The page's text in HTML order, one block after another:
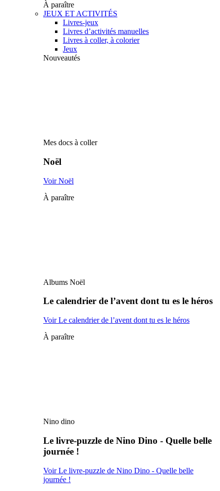
À paraître
JEUX ET ACTIVITÉS
Livres-jeux
Livres d’activités manuelles
Livres à coller, à colorier
Jeux
Nouveautés
Mes docs à coller
Noël
Voir Noël
À paraître
Albums Noël
Le calendrier de l’avent dont tu es le héros
Voir Le calendrier de l’avent dont tu es le héros
À paraître
Nino dino
Le livre-puzzle de Nino Dino - Quelle belle
journée !
Voir Le livre-puzzle de Nino Dino - Quelle belle
journée !